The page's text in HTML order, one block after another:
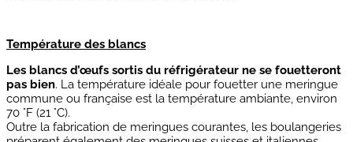
Température des blancs
Les blancs d’œufs sortis du réfrigérateur ne se fouetteront
pas bien. La température idéale pour fouetter une meringue
commune ou française est la température ambiante, environ
70 °F (21 °C).
Outre la fabrication de meringues courantes, les boulangeries